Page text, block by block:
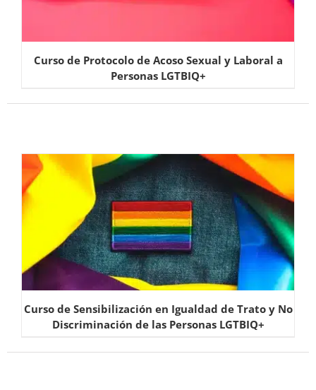
Curso de Protocolo de Acoso Sexual y Laboral a
Personas LGTBIQ+
Curso de Sensibilización en Igualdad de Trato y No
Discriminación de las Personas LGTBIQ+